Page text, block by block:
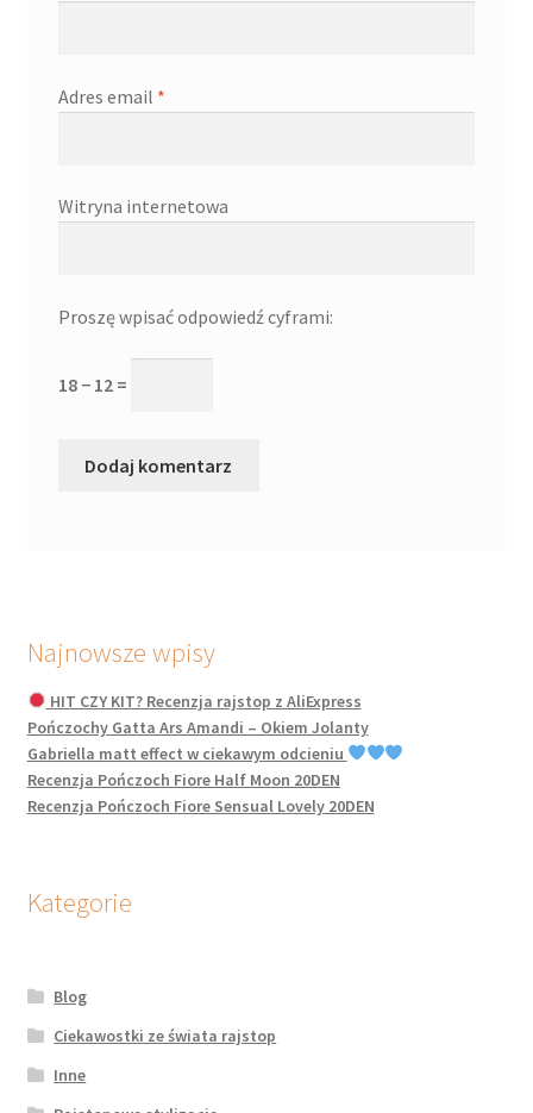
Adres email *
Witryna internetowa
Proszę wpisać odpowiedź cyframi:
18 − 12 =
Najnowsze wpisy
HIT CZY KIT? Recenzja rajstop z AliExpress
Pończochy Gatta Ars Amandi – Okiem Jolanty
Gabriella matt effect w ciekawym odcieniu
Recenzja Pończoch Fiore Half Moon 20DEN
Recenzja Pończoch Fiore Sensual Lovely 20DEN
Kategorie
Blog
Ciekawostki ze świata rajstop
Inne